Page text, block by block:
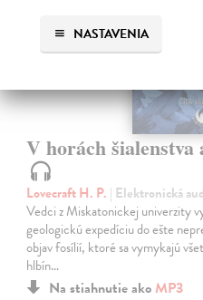
NASTAVENIA
V horách
Lovecraft H. P. | Elektronická
Vedci z Miskatonickej univerzity
geologickú expedíciu do ešte
objav fosílií, ktoré sa vymykajú
hlbín…
Na stiahnutie ako MP3